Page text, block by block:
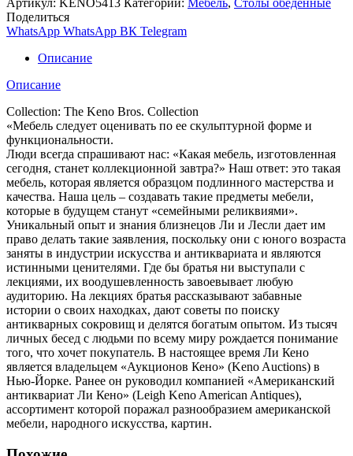
Поделиться
WhatsApp WhatsApp ВК Telegram
Описание
Описание
Collection: The Keno Bros. Collection
«Мебель следует оценивать по ее скульптурной форме и
функциональности.
Люди всегда спрашивают нас: «Какая мебель, изготовленная
сегодня, станет коллекционной завтра?» Наш ответ: это такая
мебель, которая является образцом подлинного мастерства и
качества. Наша цель – создавать такие предметы мебели,
которые в будущем станут «семейными реликвиями».
Уникальный опыт и знания близнецов Ли и Лесли дает им
право делать такие заявления, поскольку они с юного возраста
заняты в индустрии искусства и антиквариата и являются
истинными ценителями. Где бы братья ни выступали с
лекциями, их воодушевленность завоевывает любую
аудиторию. На лекциях братья рассказывают забавные
истории о своих находках, дают советы по поиску
антикварных сокровищ и делятся богатым опытом. Из тысяч
личных бесед с людьми по всему миру рождается понимание
того, что хочет покупатель. В настоящее время Ли Кено
является владельцем «Аукционов Кено» (Keno Auctions) в
Нью-Йорке. Ранее он руководил компанией «Американский
антиквариат Ли Кено» (Leigh Keno American Antiques),
ассортимент которой поражал разнообразием американской
мебели, народного искусства, картин.